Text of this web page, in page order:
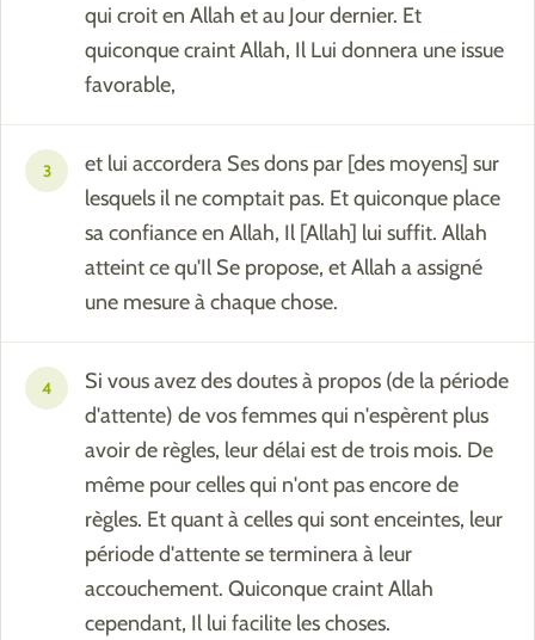
qui croit en Allah et au Jour dernier. Et
quiconque craint Allah, Il Lui donnera une issue
favorable,
3
et lui accordera Ses dons par [des moyens] sur
lesquels il ne comptait pas. Et quiconque place
sa confiance en Allah, Il [Allah] lui suffit. Allah
atteint ce qu'Il Se propose, et Allah a assigné
une mesure à chaque chose.
4
Si vous avez des doutes à propos (de la période
d'attente) de vos femmes qui n'espèrent plus
avoir de règles, leur délai est de trois mois. De
même pour celles qui n'ont pas encore de
règles. Et quant à celles qui sont enceintes, leur
période d'attente se terminera à leur
accouchement. Quiconque craint Allah
cependant, Il lui facilite les choses.